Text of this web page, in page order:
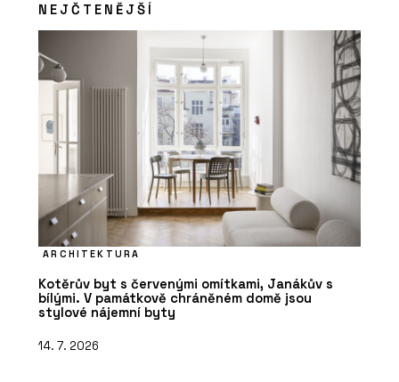
NEJČTENĚJŠÍ
ARCHITEKTURA
Kotěrův byt s červenými omítkami, Janákův s
bílými. V památkově chráněném domě jsou
stylové nájemní byty
14. 7. 2026